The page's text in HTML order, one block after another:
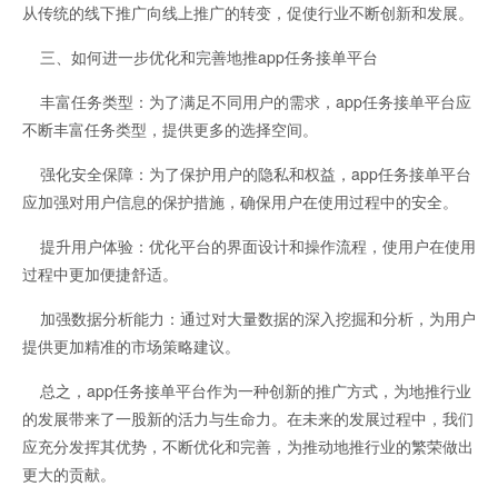
从传统的线下推广向线上推广的转变，促使行业不断创新和发展。
三、如何进一步优化和完善地推app任务接单平台
丰富任务类型：为了满足不同用户的需求，app任务接单平台应
不断丰富任务类型，提供更多的选择空间。
强化安全保障：为了保护用户的隐私和权益，app任务接单平台
应加强对用户信息的保护措施，确保用户在使用过程中的安全。
提升用户体验：优化平台的界面设计和操作流程，使用户在使用
过程中更加便捷舒适。
加强数据分析能力：通过对大量数据的深入挖掘和分析，为用户
提供更加精准的市场策略建议。
总之，app任务接单平台作为一种创新的推广方式，为地推行业
的发展带来了一股新的活力与生命力。在未来的发展过程中，我们
应充分发挥其优势，不断优化和完善，为推动地推行业的繁荣做出
更大的贡献。